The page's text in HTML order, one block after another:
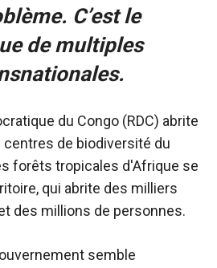
C’est le
de multiples
du Congo (RDC) abrite
centres de biodiversité du
forêts tropicales d'Afrique se
qui abrite des milliers
des millions de personnes.
semble